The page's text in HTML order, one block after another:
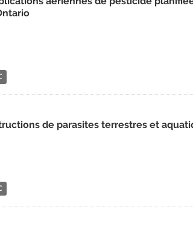
de parasites terrestres et